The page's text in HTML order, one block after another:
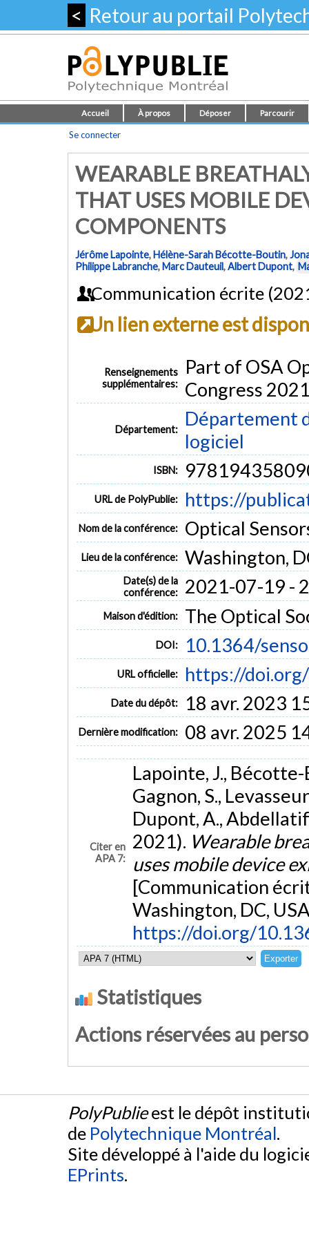
< Retour au portail
Accueil À propos Déposer Parcourir
Se connecter
WEARABLE
THAT USES MOBILE
COMPONENTS
Jérôme Lapointe,Hélène-Sarah Bécotte-Boutin,
Philippe Labranche,Marc Dauteuil,Albert Dupont,
Communication écrite
Un lien externe est
Renseignements
supplémentaires:
Part of OSA
Congress
Département:
Département
logiciel
ISBN:
URL de PolyPublie: https://
Nom de la conférence: Optical
Lieu de la conférence: Washington,
Date(s) de la
conférence:
2021-07-19 -
Maison d'édition: The Optical
DOI: 10.1364/
URL officielle: https://
Date du dépôt: 18 avr. 2023
Dernière modification: 08 avr. 2025
Citer en
APA 7:
Lapointe, J.,
Gagnon, S.,
Dupont, A.,
2021). Wearable
uses mobile device
[Communication
Washington, DC,
https://doi.org/
Statistiques
Actions réservées au
PolyPublieest le dépôt
de Polytechnique Montréal.
Site développé à l'aide du
EPrints.